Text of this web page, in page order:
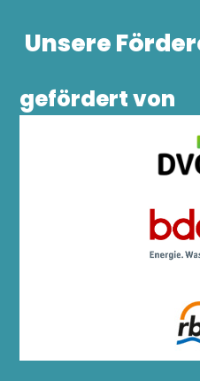
Unsere
gefördert von